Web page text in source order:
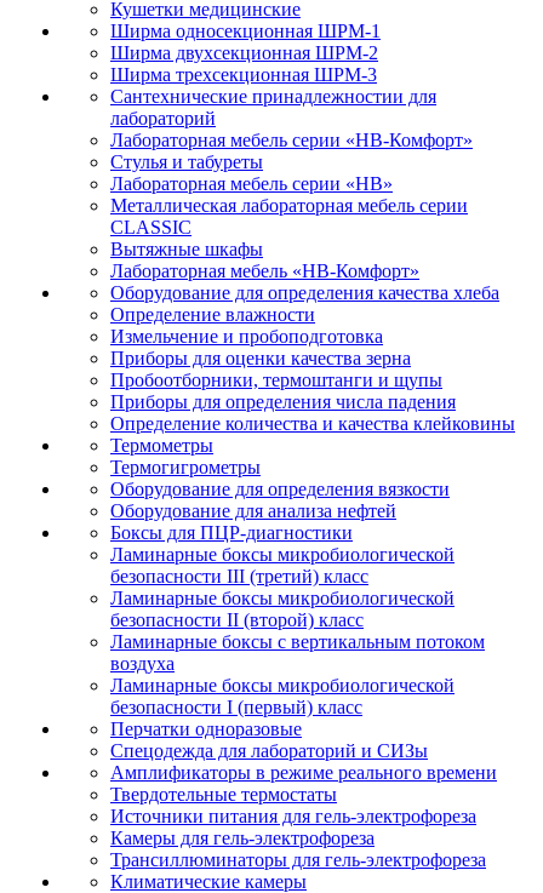
Кушетки медицинские
Ширма односекционная ШРМ-1
Ширма двухсекционная ШРМ-2
Ширма трехсекционная ШРМ-3
Сантехнические принадлежностии для
лабораторий
Лабораторная мебель серии «НВ-Комфорт»
Стулья и табуреты
Лабораторная мебель серии «НВ»
Металлическая лабораторная мебель серии
CLASSIC
Вытяжные шкафы
Лабораторная мебель «НВ-Комфорт»
Оборудование для определения качества хлеба
Определение влажности
Измельчение и пробоподготовка
Приборы для оценки качества зерна
Пробоотборники, термоштанги и щупы
Приборы для определения числа падения
Определение количества и качества клейковины
Термометры
Термогигрометры
Оборудование для определения вязкости
Оборудование для анализа нефтей
Боксы для ПЦР-диагностики
Ламинарные боксы микробиологической
безопасности III (третий) класс
Ламинарные боксы микробиологической
безопасности II (второй) класс
Ламинарные боксы с вертикальным потоком
воздуха
Ламинарные боксы микробиологической
безопасности I (первый) класс
Перчатки одноразовые
Спецодежда для лабораторий и СИЗы
Амплификаторы в режиме реального времени
Твердотельные термостаты
Источники питания для гель-электрофореза
Камеры для гель-электрофореза
Трансиллюминаторы для гель-электрофореза
Климатические камеры